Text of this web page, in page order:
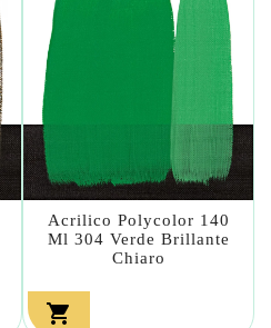
Acrilico Polycolor 140
Ml 304 Verde Brillante
Chiaro
